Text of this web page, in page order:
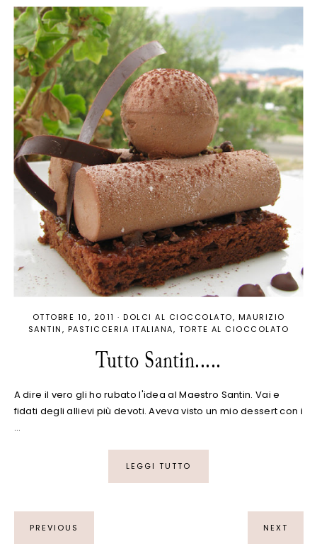
OTTOBRE 10, 2011 · DOLCI AL CIOCCOLATO
MAURIZIO
SANTIN
PASTICCERIA ITALIANA TORTE AL CIOCCOLATO
Tutto Santin.....
A dire il vero gli ho rubato l'idea al Maestro Santin. Vai e
fidati degli allievi più devoti. Aveva visto un mio dessert con i
…
LEGGI TUTTO
PREVIOUS NEXT